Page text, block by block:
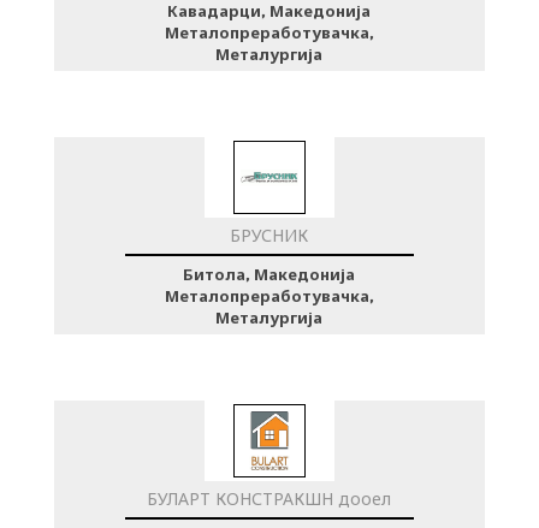
Кавадарци, Македонија
Металопреработувачка,
Металургија
БРУСНИК
Битола, Македонија
Металопреработувачка,
Металургија
БУЛАРТ КОНСТРАКШН дооел